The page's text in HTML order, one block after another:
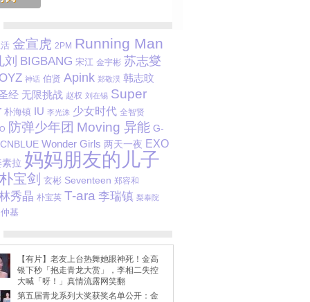
金宣虎 2PM Running Man
刘 BIGBANG 宋江 金宇彬 苏志燮
神话 伯贤 Apink 郑敬淏 韩志旼
经 无限挑战 赵权 刘在锡 Super
朴海镇 IU 李光洙 少女时代 全智贤
防弹少年团 Moving 异能 G-
CNBLUE Wonder Girls 两天一夜 EXO
拉 妈妈朋友的儿子
宝剑 玄彬 Seventeen 郑容和
秀晶 朴宝英 T-ara 李瑞镇 梨泰院
基
【有片】老友上台热舞她眼神死！金高
银下秒「抱走青龙大赏」，李相二失控
大喊「呀！」真情流露网笑翻
第五届青龙系列大奖获奖名单公开：金